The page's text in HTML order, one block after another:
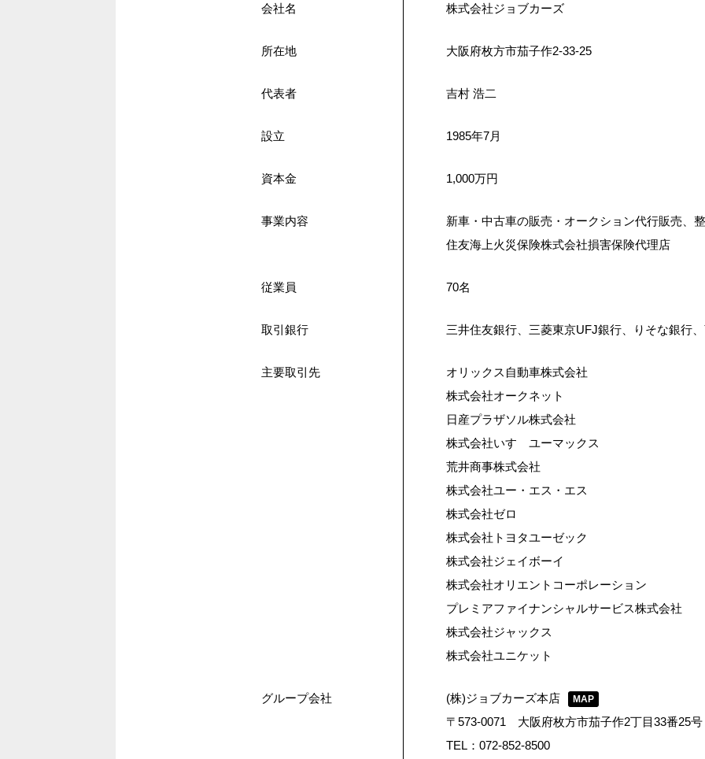
会社名 株式会社ジョブカーズ
所在地 大阪府枚方市茄子作2-33-25
代表者 吉村 浩二
設立 1985年7月
資本金 1,000万円
事業内容
新車・中古車の販売・オークション代行販売、
住友海上火災保険株式会社損害保険代理店
従業員 70名
取引銀行 三井住友銀行、三菱東京UFJ銀行、りそな銀行
主要取引先
オリックス自動車株式会社
株式会社オークネット
日産プラザソル株式会社
株式会社いすゞユーマックス
荒井商事株式会社
株式会社ユー・エス・エス
株式会社ゼロ
株式会社トヨタユーゼック
株式会社ジェイボーイ
株式会社オリエントコーポレーション
プレミアファイナンシャルサービス株式会社
株式会社ジャックス
株式会社ユニケット
グループ会社 (株)ジョブカーズ本店 MAP
〒573-0071 大阪府枚方市茄子作2丁目33番25号
TEL：072-852-8500